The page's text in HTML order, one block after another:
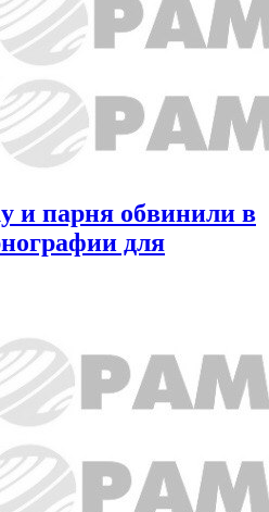
и парня обвинили в
для